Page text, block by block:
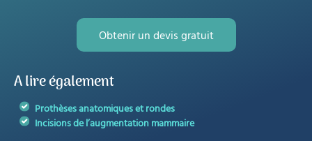
Obtenir un devis gratuit
A lire également
Prothèses anatomiques et rondes
Incisions de l’augmentation mammaire